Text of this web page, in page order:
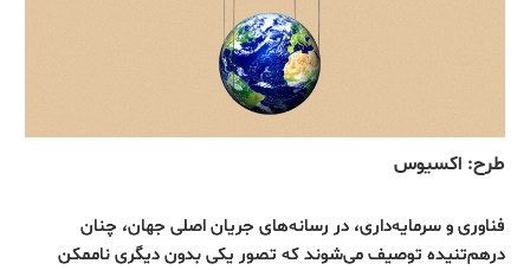
طرح: اکسیوس
فناوری و سرمایه‌داری، در رسانه‌های جریان اصلی جهان، چنان
درهم‌تنیده توصیف می‌شوند که تصور یکی بدون دیگری ‏ناممکن